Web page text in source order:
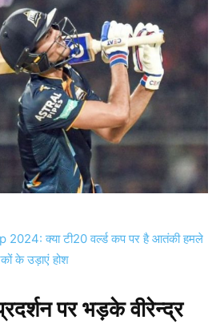
क्या टी20 वर्ल्ड कप पर है आतंकी हमले
के उड़ाएं होश
पर भड़के वीरेन्द्र